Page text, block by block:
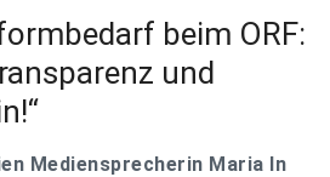
beim ORF:
und
Mediensprecherin Maria In